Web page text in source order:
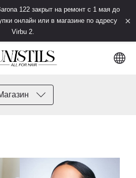
122 закрыт на ремонт с 1 мая до
онлайн или в магазине по адресу
Virbu 2.
×